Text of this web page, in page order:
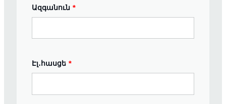
Ազգանուն *
Էլ․հասցե *